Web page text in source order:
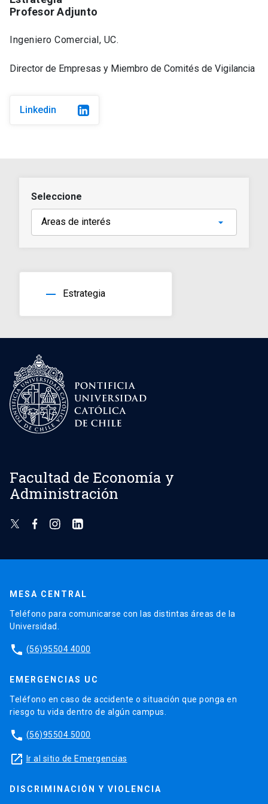
Profesor Adjunto
Ingeniero Comercial, UC.
Director de Empresas y Miembro de Comités de Vigilancia
Linkedin
Seleccione
horizontal_rule Estrategia
Facultad de Economía y
Administración
MESA CENTRAL
Teléfono para comunicarse con las distintas áreas de la
Universidad.
phone (56)95504 4000
EMERGENCIAS UC
Teléfono en caso de accidente o situación que ponga en
riesgo tu vida dentro de algún campus.
phone (56)95504 5000
launch Ir al sitio de Emergencias
DISCRIMINACIÓN Y VIOLENCIA